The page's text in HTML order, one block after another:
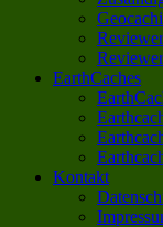
EarthCaches
Kontakt